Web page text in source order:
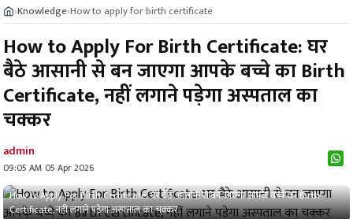
›Knowledge›How to apply for birth certificate
How to Apply For Birth Certificate: घर
बैठे आसानी से बन जाएगा आपके बच्चे का Birth
Certificate, नहीं लगाने पड़ेगा अस्पताल का
चक्कर
admin
09:05 AM 05 Apr 2026
How to Apply For Birth Certificate: घर बैठे आसानी से बन जाएगा आपके बच्चे का Birth
Certificate, नहीं लगाने पड़ेगा अस्पताल का चक्कर